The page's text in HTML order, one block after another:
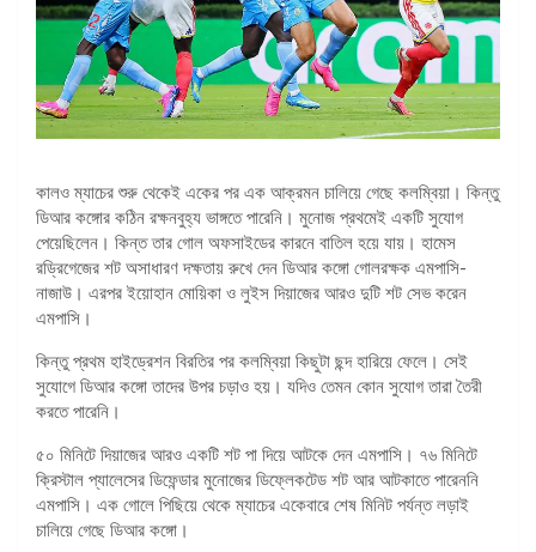
কালও ম্যাচের শুরু থেকেই একের পর এক আক্রমন চালিয়ে গেছে কলম্বিয়া। কিন্তু
ডিআর কঙ্গোর কঠিন রক্ষনবুহ্য ভাঙ্গতে পারেনি। মুনোজ প্রথমেই একটি সুযোগ
পেয়েছিলেন। কিন্ত তার গোল অফসাইডের কারনে বাতিল হয়ে যায়। হামেস
রড্রিগেজের শট অসাধারণ দক্ষতায় রুখে দেন ডিআর কঙ্গো গোলরক্ষক এমপাসি-
নাজাউ। এরপর ইয়োহান মোয়িকা ও লুইস দিয়াজের আরও দুটি শট সেভ করেন
এমপাসি।
কিন্তু প্রথম হাইড্রেশন বিরতির পর কলম্বিয়া কিছুটা ছন্দ হারিয়ে ফেলে। সেই
সুযোগে ডিআর কঙ্গো তাদের উপর চড়াও হয়। যদিও তেমন কোন সুযোগ তারা তৈরী
করতে পারেনি।
৫০ মিনিটে দিয়াজের আরও একটি শট পা দিয়ে আটকে দেন এমপাসি। ৭৬ মিনিটে
ক্রিস্টাল প্যালেসের ডিফেন্ডার মুনোজের ডিফ্লেকটেড শট আর আটকাতে পারেননি
এমপাসি। এক গোলে পিছিয়ে থেকে ম্যাচের একেবারে শেষ মিনিট পর্যন্ত লড়াই
চালিয়ে গেছে ডিআর কঙ্গো।